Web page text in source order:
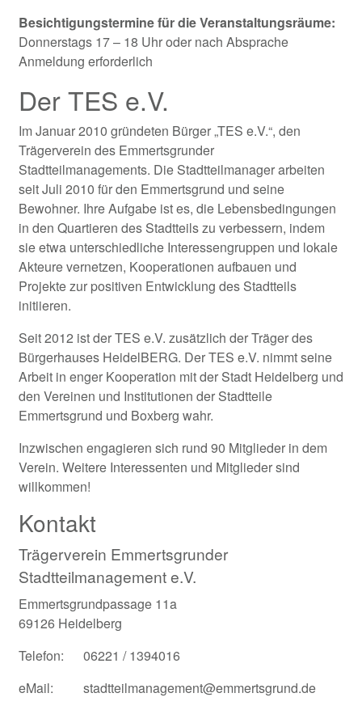
Besichtigungstermine für die Veranstaltungsräume:
Donnerstags 17 – 18 Uhr oder nach Absprache
Anmeldung erforderlich
Der TES e.V.
Im Januar 2010 gründeten Bürger „TES e.V.“, den
Trägerverein des Emmertsgrunder
Stadtteilmanagements. Die Stadtteilmanager arbeiten
seit Juli 2010 für den Emmertsgrund und seine
Bewohner. Ihre Aufgabe ist es, die Lebensbedingungen
in den Quartieren des Stadtteils zu verbessern, indem
sie etwa unterschiedliche Interessengruppen und lokale
Akteure vernetzen, Kooperationen aufbauen und
Projekte zur positiven Entwicklung des Stadtteils
initiieren.
Seit 2012 ist der TES e.V. zusätzlich der Träger des
Bürgerhauses HeidelBERG. Der TES e.V. nimmt seine
Arbeit in enger Kooperation mit der Stadt Heidelberg und
den Vereinen und Institutionen der Stadtteile
Emmertsgrund und Boxberg wahr.
Inzwischen engagieren sich rund 90 Mitglieder in dem
Verein. Weitere Interessenten und Mitglieder sind
willkommen!
Kontakt
Trägerverein Emmertsgrunder
Stadtteilmanagement e.V.
Emmertsgrundpassage 11a
69126 Heidelberg
Telefon:
06221 / 1394016
eMail:
stadtteilmanagement@emmertsgrund.de